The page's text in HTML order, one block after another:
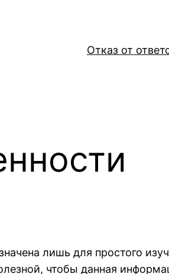
Отказ от
лишь для простого
чтобы данная